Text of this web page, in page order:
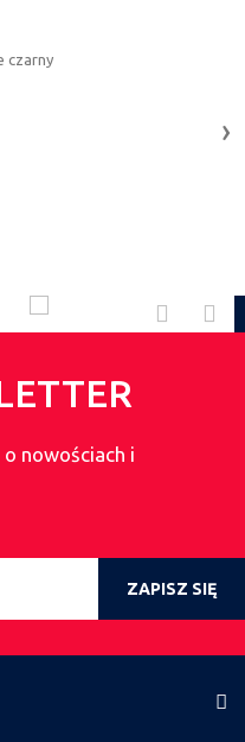
›
nowościach i
ZAPISZ SIĘ